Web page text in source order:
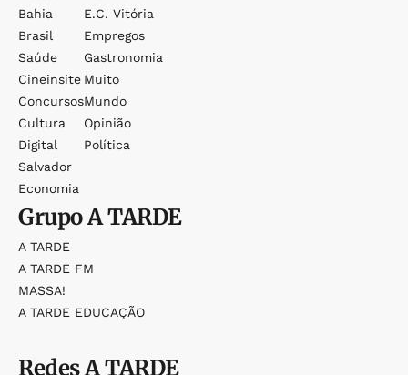
Bahia
Brasil
Saúde
Cineinsite
Concursos
Cultura
Digital
Salvador
Economia
E.c. Vitória
Empregos
Gastronomia
Muito
Mundo
Opinião
Política
GrupoA TARDE
A TARDE
A TARDE FM
MASSA!
A TARDE EDUCAÇÃO
RedesA TARDE